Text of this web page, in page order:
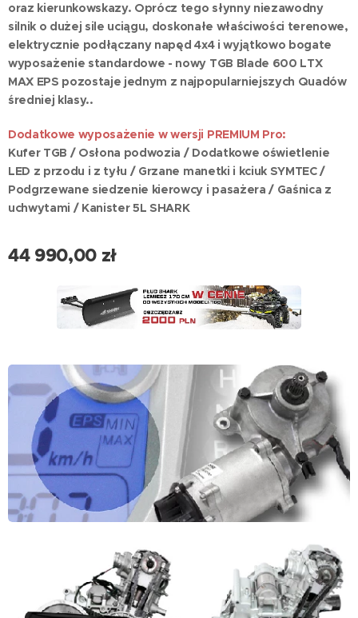
oraz kierunkowskazy. Oprócz tego słynny niezawodny
silnik o dużej sile uciągu, doskonałe właściwości terenowe,
elektrycznie podłączany napęd 4x4 i wyjątkowo bogate
wyposażenie standardowe - nowy TGB Blade 600 LTX
MAX EPS pozostaje jednym z najpopularniejszych Quadów
średniej klasy..
Dodatkowe wyposażenie w wersji PREMIUM Pro:
Kufer TGB / Osłona podwozia / Dodatkowe oświetlenie
LED z przodu i z tyłu / Grzane manetki i kciuk SYMTEC /
Podgrzewane siedzenie kierowcy i pasażera / Gaśnica z
uchwytami / Kanister 5L SHARK
44 990,00 zł